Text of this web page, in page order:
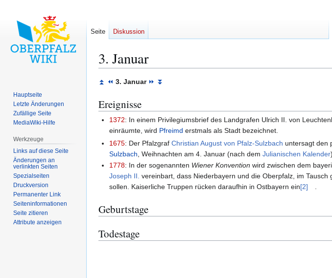
3. Januar
Zur
springen
Zur
springen
⏫ ⏪ 3. Januar ⏩ ⏬
Ereignisse
1372: In einem Privilegiumsbrief des Landgrafen Ulrich II. von
einräumte, wird Pfreimd erstmals als Stadt bezeichnet.
1675: Der PfalzgrafChristian August von Pfalz-Sulzbach untersagt den
Sulzbach , Weihnachten am 4. Januar (nach demJulianischen Kalender
1778: In der sogenannten Wiener Konvention wird zwischen dem
Joseph II. vereinbart, dass Niederbayern und die Oberpfalz, im
sollen. Kaiserliche Truppen rücken daraufhin in Ostbayern ein[2] .
Geburtstage
Todestage
Seite Diskussion
Hauptseite
Letzte Änderungen
Zufällige Seite
MediaWiki-Hilfe
Werkzeuge
Links auf diese Seite
Änderungen an
verlinkten Seiten
Spezialseiten
Druckversion
Permanenter Link
Seiten­­informationen
Seite zitieren
Attribute anzeigen